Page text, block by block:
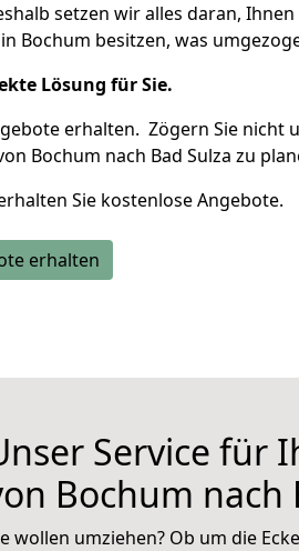
setzen wir alles daran,
Bochum besitzen, was
Lösung für Sie.
erhalten. Zögern Sie nicht
Bochum nach Bad Sulza zu
Sie kostenlose Angebote.
erhalten
Service für
Bochum nach
wollen umziehen? Ob um die